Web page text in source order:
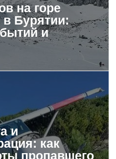
на горе
Бурятии:
и
и
как
пропавшего